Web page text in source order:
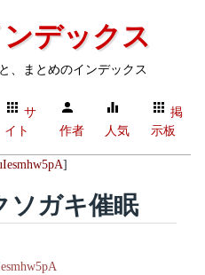
デックス
、まとめのインデックス
サ
イト
作者 人気
掲
示板
]
ソガキ催眠